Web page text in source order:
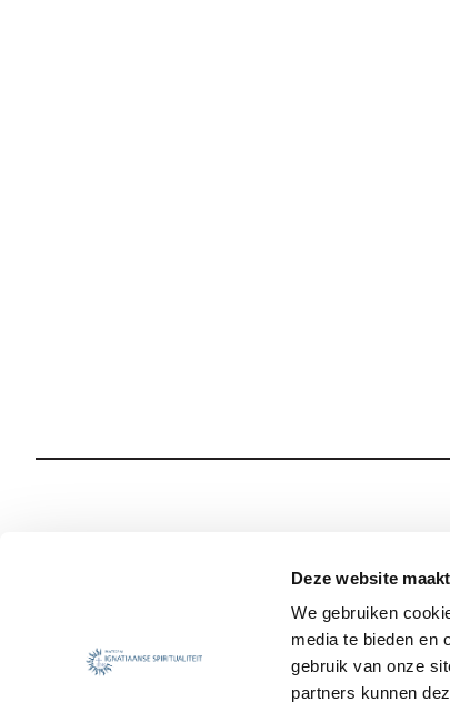
Deze website
We gebruiken
media te bieden en
gebruik van onze
partners kunnen
Jezuïet worden
Onze
Sociale